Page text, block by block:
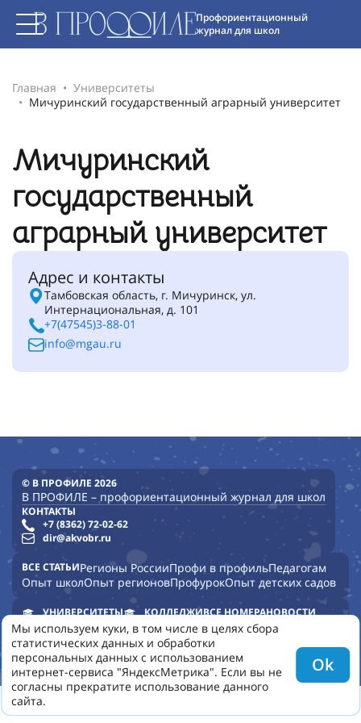
Профориентационный
журнал для школ
Главная
Университеты
Мичуринский государственный аграрный университет
Мичуринский
государственный
аграрный университет
Адрес и контакты
Тамбовская область, г. Мичуринск, ул.
Интернациональная, д. 101
+7(47545)3-88-01
info@mgau.ru
© В ПРОФИЛЕ 2026
В ПРОФИЛЕ – профориентационный журнал для школ
КОНТАКТЫ
+7 (8362) 72-02-62
dir@akvobr.ru
ВСЕ СТАТЬИРегионы РоссииПрофи в профильПедагогам
Опыт школОпыт регионовПрофурокОпыт детских садов
УНИВЕРСИТЕТЫ КОЛЛЕДЖИВСЕ НОМЕРАНОВОСТИ
ПОЛЬЗОВАТЕЛЬСКОЕ СОГЛАШЕНИЕ КОНФИДЕНЦИАЛЬНОСТЬ
О НАС
Мы используем куки, в том числе в целях сбора
статистических данных и обработки
персональных данных с использованием
интернет-сервиса "ЯндексМетрика". Если вы не
согласны прекратите использование данного
сайта.
Ok